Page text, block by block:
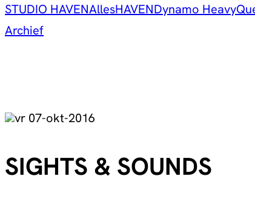
STUDIO HAVENAllesHAVENDynamo Heavy
Archief
vr 07-okt-2016
SIGHTS & SOUNDS